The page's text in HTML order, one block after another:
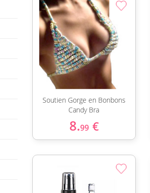
Soutien Gorge en Bonbons
Candy Bra
8.99 €